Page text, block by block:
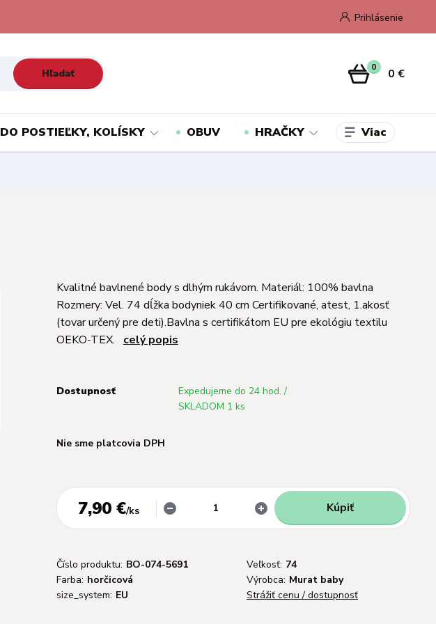
Prihlásenie
Hľadať 0 0 €
DO POSTIEĽKY, KOLÍSKY OBUV HRAČKY Viac
Kvalitné bavlnené body s dlhým rukávom. Materiál: 100% bavlna
Rozmery: Vel. 74 dĺžka bodyniek 40 cm Certifikované, atest, 1.akosť
(tovar určený pre deti).Bavlna s certifikátom EU pre ekológiu textilu
OEKO-TEX. celý popis
Dostupnosť
Expedujeme do 24 hod. /
SKLADOM 1 ks
Nie sme platcovia DPH
7,90 €/ks Kúpiť
Číslo produktu: BO-074-5691 Veľkosť: 74
Farba: horčicová Výrobca: Murat baby
size_system: EU Strážiť cenu / dostupnosť